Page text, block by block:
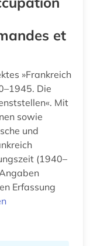
et
»Frankreich
Die
Mit
sowie
und
(1940–
Erfassung